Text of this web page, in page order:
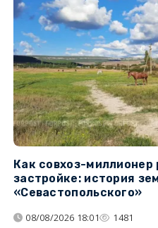
Как совхоз-миллионер
застройке: история
«Севастопольского»
08/08/2026 18:01 1481